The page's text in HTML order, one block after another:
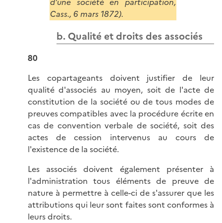
Cass., 6 mars 1872).
b. Qualité et droits des associés
80
Les copartageants doivent justifier de leur
qualité d'associés au moyen, soit de l'acte de
constitution de la société ou de tous modes de
preuves compatibles avec la procédure écrite en
cas de convention verbale de société, soit des
actes de cession intervenus au cours de
l'existence de la société.
Les associés doivent également présenter à
l'administration tous éléments de preuve de
nature à permettre à celle-ci de s'assurer que les
attributions qui leur sont faites sont conformes à
leurs droits.